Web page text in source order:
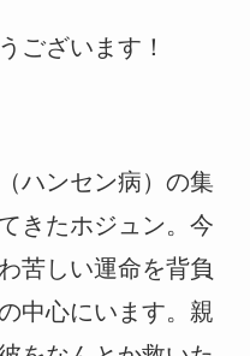
ございます！
ハンセン病）の集
きたホジュン。今
苦しい運命を背負
中心にいます。親